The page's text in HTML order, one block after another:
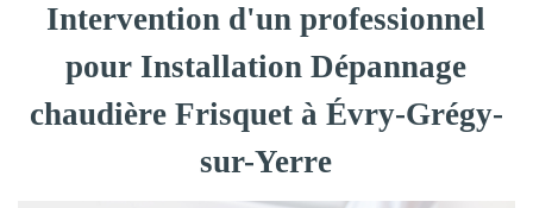
Intervention d'un professionnel
pour Installation Dépannage
chaudière Frisquet à Évry-Grégy-
sur-Yerre